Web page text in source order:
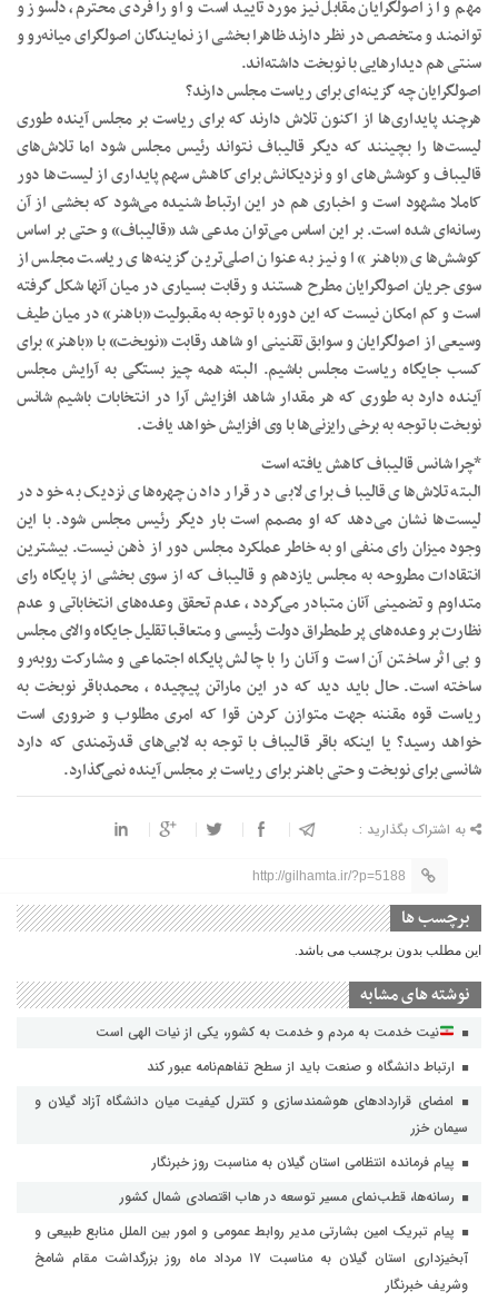
مهم و از اصولگرایان مقابل نیز مورد تایید است و او را فردی محترم، دلسوز و
توانمند و متخصص در نظر دارند ظاهرا بخشی از نمایندگان اصولگرای میانه‌رو و
سنتی هم دیدارهایی با نوبخت داشته‌اند.
اصولگرایان چه گزینه‌ای برای ریاست مجلس دارند؟
هرچند پایداری‌ها از اکنون تلاش دارند که برای ریاست بر مجلس آینده طوری
لیست‌ها را بچینند که دیگر قالیباف نتواند رئیس مجلس شود اما تلاش‌های
قالیباف و کوشش‌های او و نزدیکانش برای کاهش سهم پایداری از لیست‌ها دور
کاملا مشهود است و اخباری هم در این ارتباط شنیده می‌شود که بخشی از آن
رسانه‌ای شده است. بر این اساس می‌توان مدعی شد «قالیباف» و حتی بر اساس
کوشش‌های «باهنر» او نیز به عنوان اصلی‌ترین گزینه‌های ریاست مجلس از
سوی جریان اصولگرایان مطرح هستند و رقابت بسیاری در میان آنها شکل گرفته
است و کم امکان نیست که این دوره با توجه به مقبولیت «باهنر» در میان طیف
وسیعی از اصولگرایان و سوابق تقنینی او شاهد رقابت «نوبخت» با «باهنر» برای
کسب جایگاه ریاست مجلس باشیم. البته همه چیز بستگی به آرایش مجلس
آینده دارد به طوری که هر مقدار شاهد افزایش آرا در انتخابات باشیم شانس
نوبخت با توجه به برخی رایزنی‌ها با وی افزایش خواهد یافت.
*چرا شانس قالیباف کاهش یافته است
البته تلاش‌های قالیباف برای لابی در قرار دادن چهره‌های نزدیک به خود در
لیست‌ها نشان می‌دهد که او مصمم است بار دیگر رئیس مجلس شود. با این
وجود میزان رای منفی او به خاطر عملکرد مجلس دور از ذهن نیست. بیشترین
انتقادات مطروحه به مجلس یازدهم و قالیباف که از سوی بخشی از پایگاه رای
متداوم و تضمینی آنان متبادر می‌گردد ، عدم تحقق وعده‌های انتخاباتی و عدم
نظارت بر وعده‌های پر طمطراق دولت رئیسی و متعاقبا تقلیل جایگاه والای مجلس
و بی اثر ساختن آن است و آنان را با چالش پایگاه اجتماعی و مشارکت روبه‌رو
ساخته است. حال باید دید که در این ماراتن پیچیده ، محمدباقر نوبخت به
ریاست قوه مقننه جهت متوازن کردن قوا که امری مطلوب و ضروری است
خواهد رسید؟ یا اینکه باقر قالیباف با توجه به لابی‌های قدرتمندی که دارد
شانسی برای نوبخت و حتی باهنر برای ریاست بر مجلس آینده نمی‌گذارد.
به اشتراک بگذارید :
http://gilhamta.ir/?p=5188
برچسب ها
این مطلب بدون برچسب می باشد.
نوشته های مشابه
نیت خدمت به مردم و خدمت به کشور، یکی از نیات الهی است
ارتباط دانشگاه و صنعت باید از سطح تفاهم‌نامه عبور کند
امضای قراردادهای هوشمندسازی و کنترل کیفیت میان دانشگاه آزاد گیلان و
سیمان خزر
پیام فرمانده انتظامی استان گیلان به مناسبت روز خبرنگار
رسانه‌ها، قطب‌نمای مسیر توسعه در هاب اقتصادی شمال كشور
پیام تبریک امین بشارتی مدیر روابط عمومی و امور بین الملل منابع طبیعی و
آبخیزداری استان گیلان به مناسبت ۱۷ مرداد ماه روز بزرگداشت مقام شامخ
وشریف خبرنگار